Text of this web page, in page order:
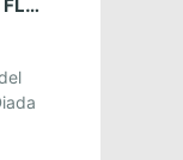
REVETLLA DE SANT JOAN: PORTEM LA FLAMA DEL CANIGÓ A LLINARS